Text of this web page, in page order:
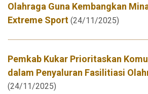
Olahraga Guna Kembangkan
Extreme Sport (24/11/2025)
Pemkab Kukar Prioritaskan
dalam Penyaluran Fasilitiasi
(24/11/2025)